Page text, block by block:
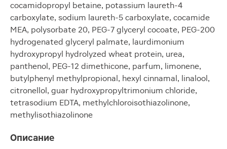
cocamidopropyl betaine, potassium laureth-4
carboxylate, sodium laureth-5 carboxylate, cocamide
MEA, polysorbate 20, PEG-7 glyceryl cocoate, PEG-200
hydrogenated glyceryl palmate, laurdimonium
hydroxypropyl hydrolyzed wheat protein, urea,
panthenol, PEG-12 dimethicone, parfum, limonene,
butylphenyl methylpropional, hexyl cinnamal, linalool,
citronellol, guar hydroxypropyltrimonium chloride,
tetrasodium EDTA, methylchloroisothiazolinone,
methylisothiazolinone
Описание